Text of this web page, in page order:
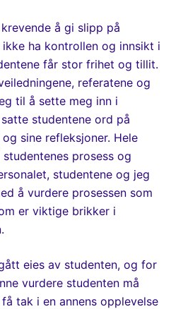
å gi slipp på
ha kontrollen og innsikt i
får stor frihet og tillit.
referatene og
til å sette meg inn i
studentene ord på
sine refleksjoner. Hele
prosess og
studentene og jeg
å vurdere prosessen som
er viktige brikker i
.
eies av studenten, og for
vurdere studenten må
tak i en annens opplevelse